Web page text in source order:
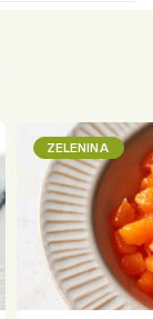
ZELENINA